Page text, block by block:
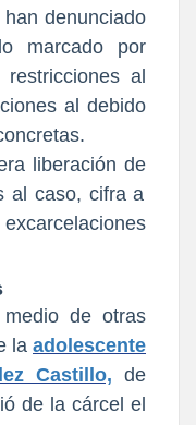
denunciado
marcado por
restricciones al
al debido
liberación de
al caso, cifra a
de otras
la adolescente
Castillo, de
de la cárcel el